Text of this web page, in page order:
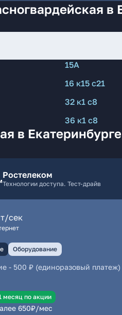
в
15А
16 к15 с21
32 к1 с8
36 к1 с8
в Екатеринбурге
Ростелеком
Технологии доступа. Тест-драйв
сек
Оборудование
- 500 ₽ (единоразовый платеж)
месяц по акции
650₽/мес